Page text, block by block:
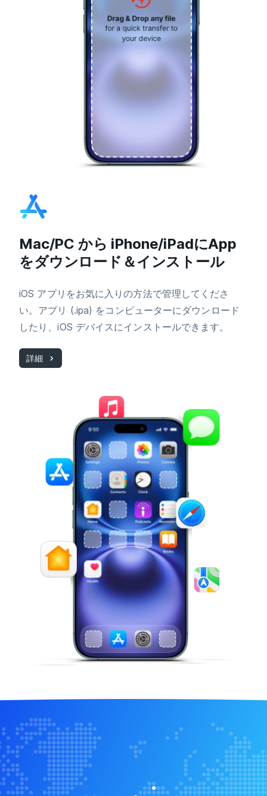
Mac/PC から iPhone/iPadにApp
をダウンロード＆インストール
iOS アプリをお気に入りの方法で管理してくださ
い。アプリ (.ipa) をコンピューターにダウンロード
したり、iOS デバイスにインストールできます。
詳細